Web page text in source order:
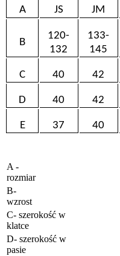
A JS JM
B
120-
132
133-
145
C 40 42
D 40 42
E 37 40
A -
rozmiar
B-
wzrost
C- szerokość w
klatce
D- szerokość w
pasie